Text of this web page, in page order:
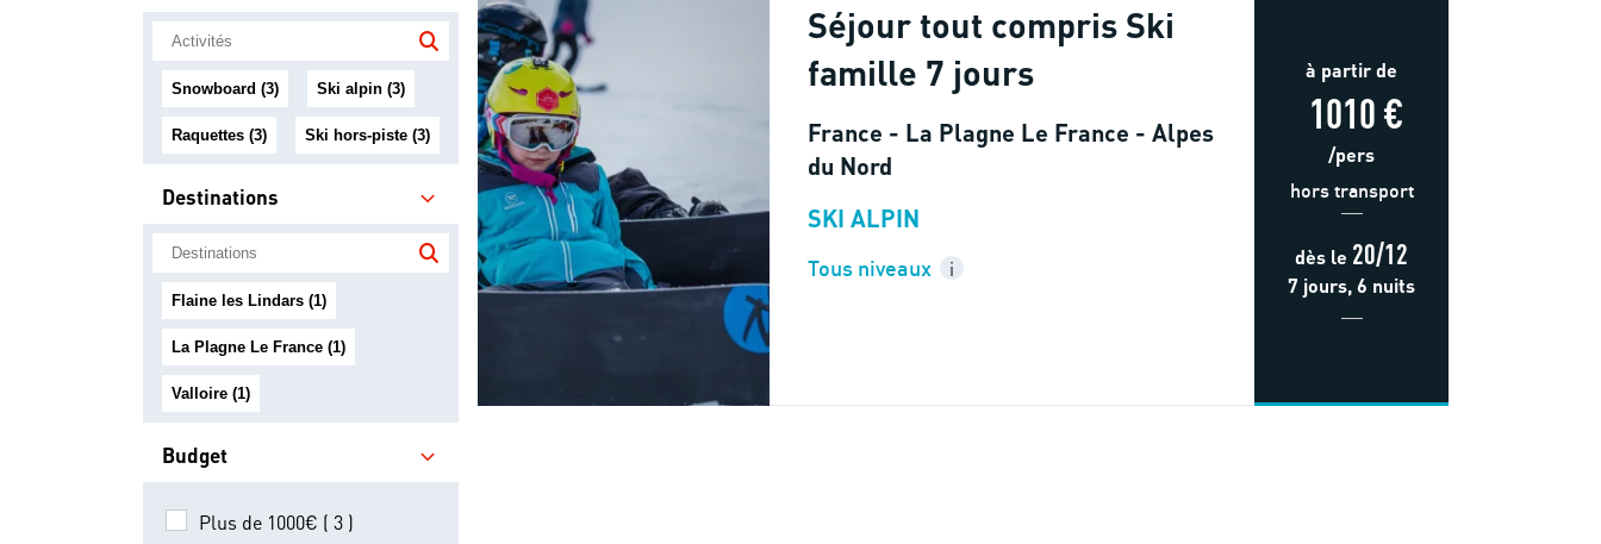
Snowboard (3) Ski alpin (3)
Raquettes (3) Ski hors-piste (3)
Destinations
Flaine les Lindars (1)
La Plagne Le France (1)
Valloire (1)
Budget
Plus de 1000€ ( 3 )
Séjour tout compris Ski
famille 7 jours
France - La Plagne Le France - Alpes
du Nord
SKI ALPIN
Tous niveaux i
à partir de
1010 €
/pers
hors transport
dès le 20/12
7 jours, 6 nuits